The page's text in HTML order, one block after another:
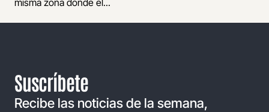
Suscríbete
Recibe las noticias de la semana,